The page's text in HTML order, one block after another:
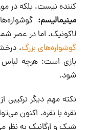
کننده نیست، بلکه در
مینیمالیسم:
لاکونیک. اما در عصر
گوشواره‌های بزرگ،
بازی است: هرچه لباس
شود.
نکته مهم دیگر ترکیبی
نقره با نقره. اکنون
شیک و ارگانیک به نظر